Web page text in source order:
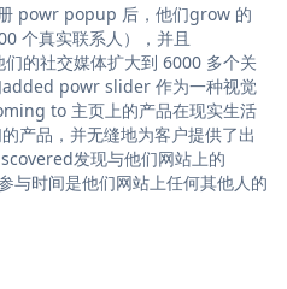
powr popup 后，他们grow 的
个真实联系人），并且
的社交媒体扩大到 6000 多个关
added powr slider 作为一种视觉
to 主页上的产品在现实生活
产品，并无缝地为客户提供了出
发现与他们网站上的
与时间是他们网站上任何其他人的